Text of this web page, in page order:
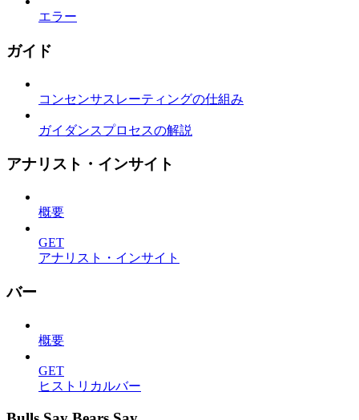
エラー
ガイド
コンセンサスレーティングの仕組み
ガイダンスプロセスの解説
アナリスト・インサイト
概要
GET
アナリスト・インサイト
バー
概要
GET
ヒストリカルバー